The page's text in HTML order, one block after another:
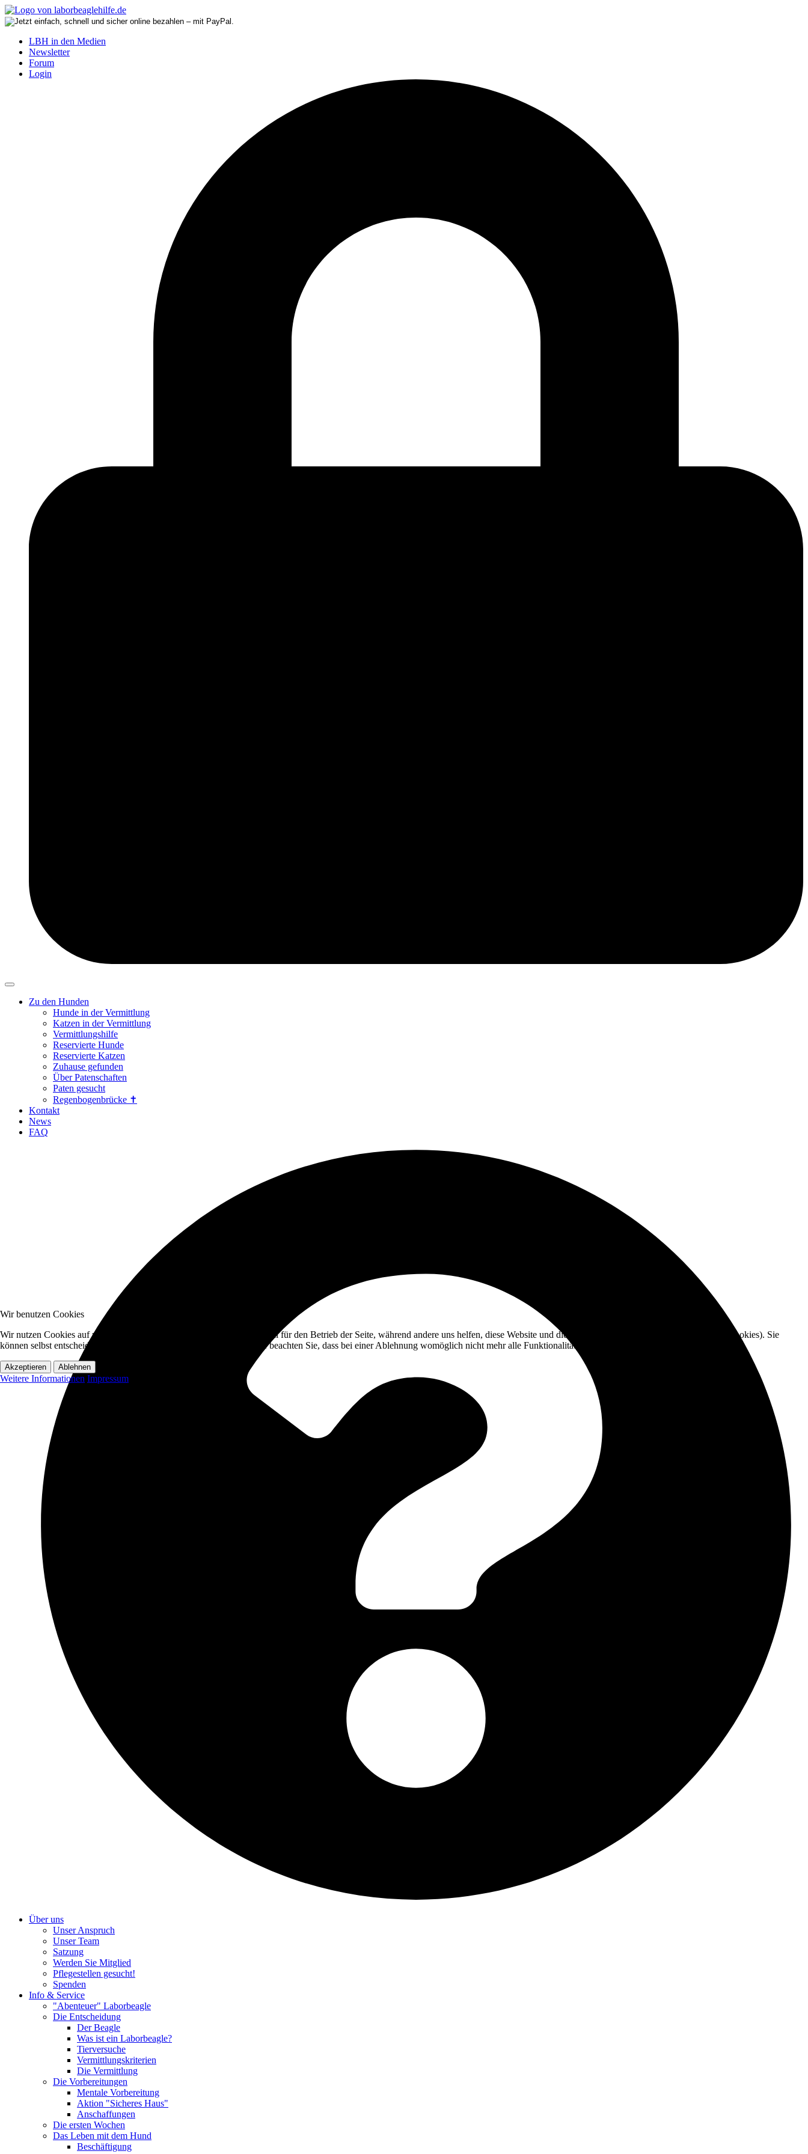
LBH in den Medien
Newsletter
Forum
Login
Zu den Hunden
Hunde in der Vermittlung
Katzen in der Vermittlung
Vermittlungshilfe
Reservierte Hunde
Reservierte Katzen
Zuhause gefunden
Über Patenschaften
Paten gesucht
Regenbogenbrücke ✝
Kontakt
News
FAQ
Über uns
Unser Anspruch
Unser Team
Satzung
Werden Sie Mitglied
Pflegestellen gesucht!
Spenden
Info & Service
"Abenteuer" Laborbeagle
Die Entscheidung
Der Beagle
Was ist ein Laborbeagle?
Tierversuche
Vermittlungskriterien
Die Vermittlung
Die Vorbereitungen
Mentale Vorbereitung
Aktion "Sicheres Haus"
Anschaffungen
Die ersten Wochen
Das Leben mit dem Hund
Beschäftigung
Wir benutzen Cookies
Wir nutzen Cookies auf unserer Website. Einige von ihnen sind essenziell für den Betrieb der Seite, während andere uns helfen, diese Website und die Nutzererfahrung zu verbessern (Tracking Cookies). Sie
können selbst entscheiden, ob Sie die Cookies zulassen möchten. Bitte beachten Sie, dass bei einer Ablehnung womöglich nicht mehr alle Funktionalitäten der Seite zur Verfügung stehen.
Akzeptieren Ablehnen
Weitere Informationen Impressum